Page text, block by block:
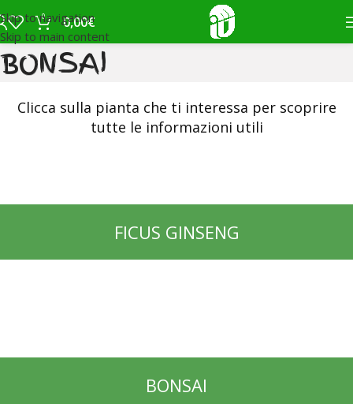
Skip to navigation
Skip to main content
0 0,00€
BONSAI
Clicca sulla pianta che ti interessa per scoprire
tutte le informazioni utili
FICUS GINSENG
BONSAI